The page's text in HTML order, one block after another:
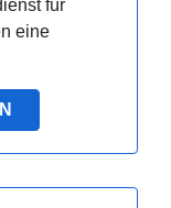
für
eine